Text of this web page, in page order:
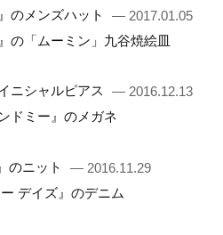
のメンズハット
— 2017.01.05
の「ムーミン」九谷焼絵皿
ニシャルピアス
— 2016.12.13
ドミー』のメガネ
のニット
— 2016.11.29
デイズ』のデニム